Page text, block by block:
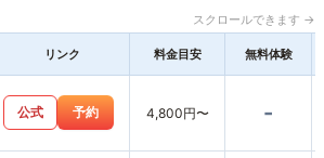
スクロールできます →
リンク 料金目安 無料体験
公式 予約 4,800円〜 -